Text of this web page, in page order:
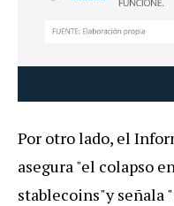
Por otro lado, el
asegura "el colapso
stablecoins"y señala